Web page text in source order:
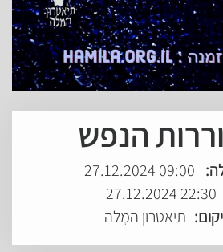
הנפש
09:00 27.12.2024
22:30 27.12.2024
תיאטרון המִלה